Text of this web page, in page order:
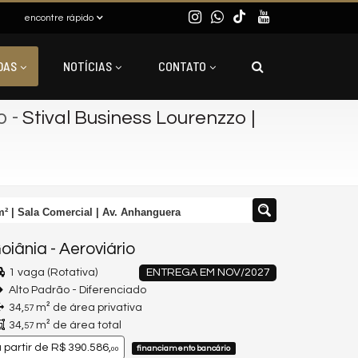
encontre rápido
NOTÍCIAS CONTATO
- Stival Business Lourenzzo |
| Sala Comercial | Av. Anhanguera
- Aeroviário
ENTREGA EM NOV/2027
1 vaga (Rotativa)
Alto Padrão - Diferenciado
34,57 m² de área privativa
34,57 m² de área total
partir de R$ 390.586,00 financiamento bancário